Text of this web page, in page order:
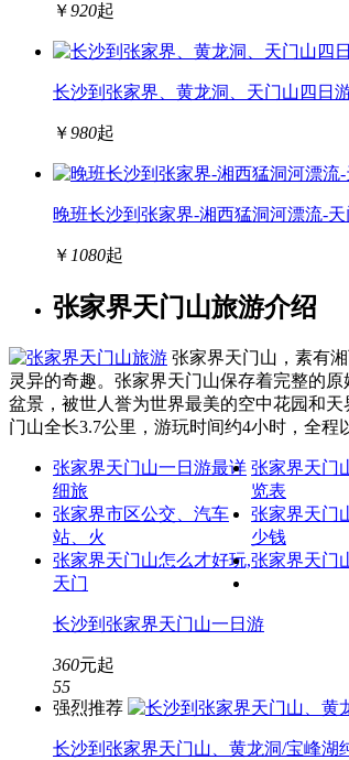
￥920起
长沙到张家界、黄龙洞、天门山四日
￥980起
晚班长沙到张家界-湘西猛洞河漂流-天
￥ 1080起
张家界天门山旅游介绍
张家界天门山，素有
灵异的奇趣。张家界天门山保存着完整的
盆景，被世人誉为世界最美的空中花园和
门山全长3.7公里，游玩时间约4小时，全程
张家界天门山一日游最详
细旅
张家界天门
览表
张家界市区公交、汽车
站、火
张家界天门
少钱
张家界天门山怎么才好玩,
天门
张家界天门
长沙到张家界天门山一日游
360元起
55
强烈推荐
长沙到张家界天门山、黄龙洞/宝峰湖